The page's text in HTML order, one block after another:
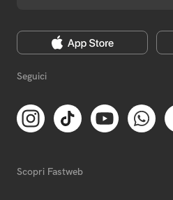
Seguici
Scopri Fastweb